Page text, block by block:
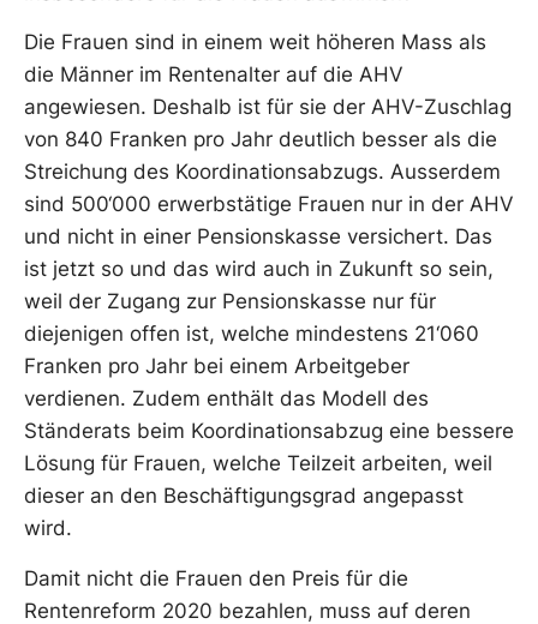
Die Frauen sind in einem weit höheren Mass als
die Männer im Rentenalter auf die AHV
angewiesen. Deshalb ist für sie der AHV-Zuschlag
von 840 Franken pro Jahr deutlich besser als die
Streichung des Koordinationsabzugs. Ausserdem
sind 500‘000 erwerbstätige Frauen nur in der AHV
und nicht in einer Pensionskasse versichert. Das
ist jetzt so und das wird auch in Zukunft so sein,
weil der Zugang zur Pensionskasse nur für
diejenigen offen ist, welche mindestens 21‘060
Franken pro Jahr bei einem Arbeitgeber
verdienen. Zudem enthält das Modell des
Ständerats beim Koordinationsabzug eine bessere
Lösung für Frauen, welche Teilzeit arbeiten, weil
dieser an den Beschäftigungsgrad angepasst
wird.
Damit nicht die Frauen den Preis für die
Rentenreform 2020 bezahlen, muss auf deren